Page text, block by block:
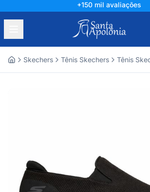
+150 mil avaliações
Skechers Tênis Skechers Tênis